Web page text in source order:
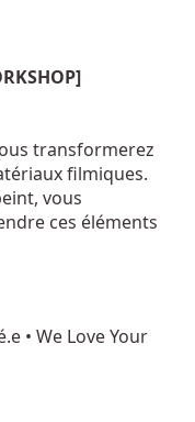
transformerez
filmiques.
vous
ces éléments
• We Love Your